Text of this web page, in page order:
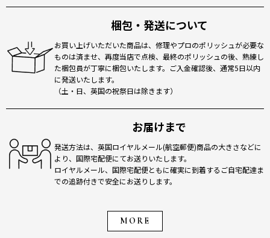
梱包・発送について
お買い上げいただいた商品は、修理やプロのポリッシュが必要な
ものは済ませ、再度当店で点検、最終のポリッシュの後、熟練し
た梱包員が丁寧に梱包いたします。ご入金確認後、通常5日以内
に発送いたします。
（土・日、英国の祝祭日は除きます）
お届けまで
発送方法は、英国ロイヤルメール(航空郵便)商品の大きさなどに
より、国際宅配便にてお送りいたします。
ロイヤルメール、国際宅配便ともに確実に到着するご自宅配達ま
での追跡付きで安全にお送りします。
MORE